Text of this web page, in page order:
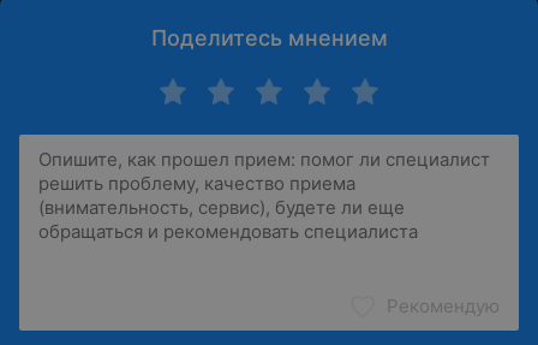
Поделитесь мнением
Рекомендую